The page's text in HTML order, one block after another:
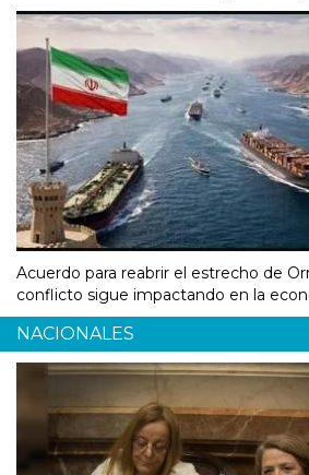
Acuerdo para reabrir el estrecho de
conflicto sigue impactando en la
NACIONALES